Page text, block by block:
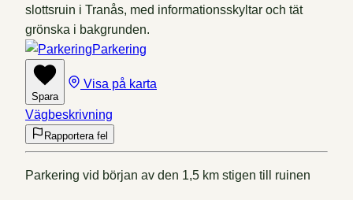
Parkering
Spara
Visa på karta
Vägbeskrivning
Rapportera fel
Parkering vid början av den 1,5 km stigen till ruinen